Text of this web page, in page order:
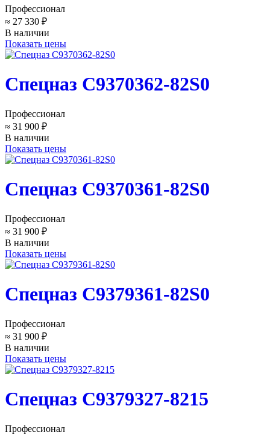
Профессионал
≈ 27 330 ₽
В наличии
Показать цены
Спецназ C9370362-82S0
Профессионал
≈ 31 900 ₽
В наличии
Показать цены
Спецназ C9370361-82S0
Профессионал
≈ 31 900 ₽
В наличии
Показать цены
Спецназ C9379361-82S0
Профессионал
≈ 31 900 ₽
В наличии
Показать цены
Спецназ C9379327-8215
Профессионал